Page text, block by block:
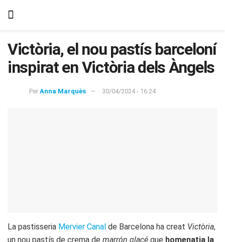
Victòria, el nou pastís barceloní
inspirat en Victòria dels Àngels
Per Anna Marquès 30/04/2024 - 16:24
La pastisseria Mervier Canal de Barcelona ha creat Victòria,
un nou pastís de crema de marrón glacé que homenatja la